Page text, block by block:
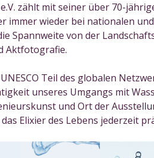
e.V. zählt mit seiner über 70-
immer wieder bei nationalen
Spannweite von der
Aktfotografie.
Teil des globalen
unseres Umgangs mit
und Ort der
Elixier des Lebens jederzeit